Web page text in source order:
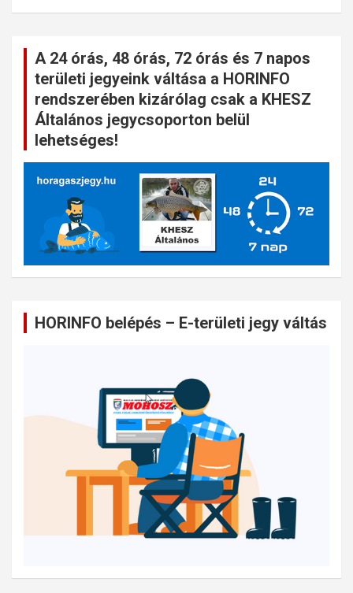
A 24 órás, 48 órás, 72 órás és 7 napos
területi jegyeink váltása a HORINFO
rendszerében kizárólag csak a KHESZ
Általános jegycsoporton belül
lehetséges!
HORINFO belépés – E-területi jegy váltás